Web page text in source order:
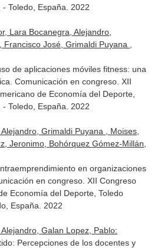
Toledo, España. 2022
Lara Bocanegra, Alejandro,
José, Grimaldi Puyana ,
de aplicaciones móviles fitness: una
Comunicación en congreso. XII
de Economía del Deporte,
Toledo, España. 2022
Grimaldi Puyana , Moises,
Jeronimo, Bohórquez Gómez-Millán,
en organizaciones
en congreso. XII Congreso
Economía del Deporte, Toledo
España. 2022
Galan Lopez, Pablo:
Percepciones de los docentes y